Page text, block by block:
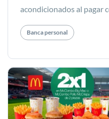
acondicionados al pagar
Banca personal